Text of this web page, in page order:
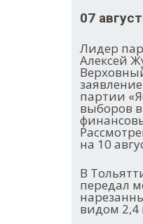
07
Лидер
Алексей
партии
выборов
на 10
В
передал
видом 2,4